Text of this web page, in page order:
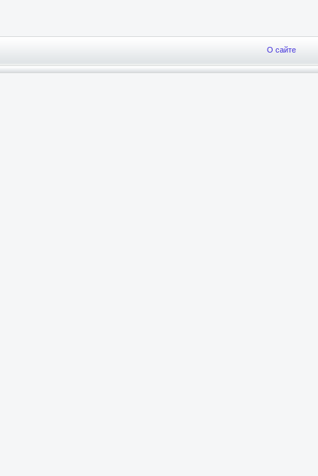
О сайте